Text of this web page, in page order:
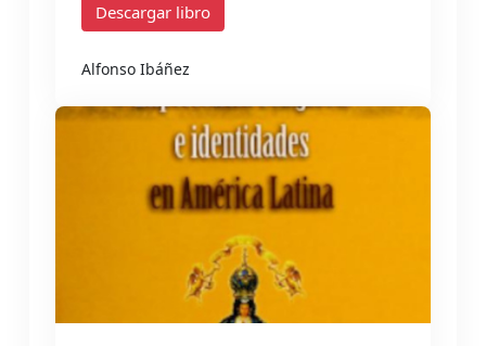
Descargar libro
Alfonso Ibáñez